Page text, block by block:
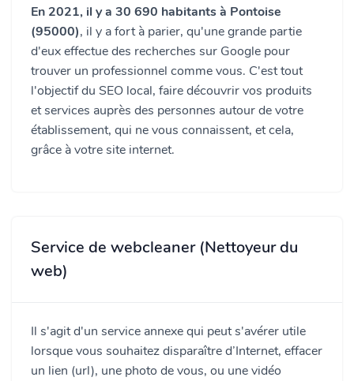
En 2021, il y a 30 690 habitants à Pontoise
(95000), il y a fort à parier, qu'une grande partie
d'eux effectue des recherches sur Google pour
trouver un professionnel comme vous. C'est tout
l'objectif du SEO local, faire découvrir vos produits
et services auprès des personnes autour de votre
établissement, qui ne vous connaissent, et cela,
grâce à votre site internet.
Service de webcleaner (Nettoyeur du
web)
Il s'agit d'un service annexe qui peut s'avérer utile
lorsque vous souhaitez disparaître d’Internet, effacer
un lien (url), une photo de vous, ou une vidéo